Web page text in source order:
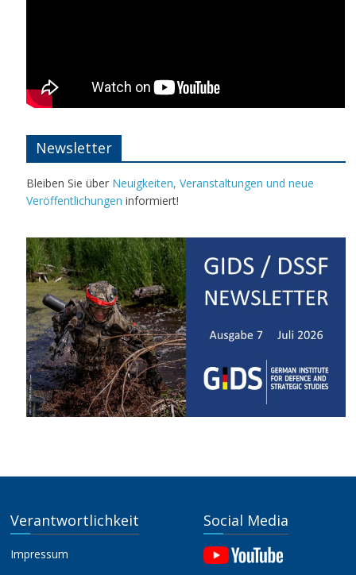
Newsletter
Bleiben Sie über Neuigkeiten, Veranstaltungen und neue
Veröffentlichungen informiert!
Verantwortlichkeit
Impressum
Social Media